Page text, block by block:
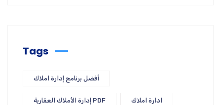
Tags
أفضل برنامج إدارة املاك
إدارة الأملاك العقارية PDF ادارة املاك